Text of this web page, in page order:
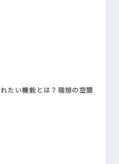
たい機能とは？理想の空間